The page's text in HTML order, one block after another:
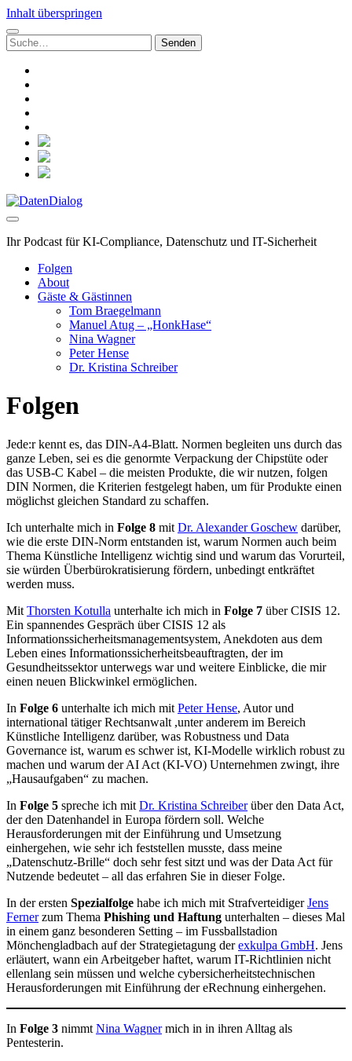
Inhalt überspringen
Suchen
nach:
social_icon_custom_1
social_icon_custom_2
social_icon_custom_3
DatenDialog
Ihr Podcast für KI-Compliance, Datenschutz und IT-Sicherheit
Folgen
About
Gäste & Gästinnen
Tom Braegelmann
Manuel Atug – „HonkHase“
Nina Wagner
Peter Hense
Dr. Kristina Schreiber
Folgen
Jede:r kennt es, das DIN-A4-Blatt. Normen begleiten uns durch das
ganze Leben, sei es die genormte Verpackung der Chipstüte oder
das USB-C Kabel – die meisten Produkte, die wir nutzen, folgen
DIN Normen, die Kriterien festgelegt haben, um für Produkte einen
möglichst gleichen Standard zu schaffen.
Ich unterhalte mich in Folge 8 mit Dr. Alexander Goschew darüber,
wie die erste DIN-Norm entstanden ist, warum Normen auch beim
Thema Künstliche Intelligenz wichtig sind und warum das Vorurteil,
sie würden Überbürokratisierung fördern, unbedingt entkräftet
werden muss.
Mit Thorsten Kotulla unterhalte ich mich in Folge 7 über CISIS 12.
Ein spannendes Gespräch über CISIS 12 als
Informationssicherheitsmanagementsystem, Anekdoten aus dem
Leben eines Informationssicherheitsbeauftragten, der im
Gesundheitssektor unterwegs war und weitere Einblicke, die mir
einen neuen Blickwinkel ermöglichen.
In Folge 6 unterhalte ich mich mit Peter Hense, Autor und
international tätiger Rechtsanwalt ,unter anderem im Bereich
Künstliche Intelligenz darüber, was Robustness und Data
Governance ist, warum es schwer ist, KI-Modelle wirklich robust zu
machen und warum der AI Act (KI-VO) Unternehmen zwingt, ihre
„Hausaufgaben“ zu machen.
In Folge 5 spreche ich mit Dr. Kristina Schreiberüber den Data Act,
der den Datenhandel in Europa fördern soll. Welche
Herausforderungen mit der Einführung und Umsetzung
einhergehen, wie sehr ich feststellen musste, dass meine
„Datenschutz-Brille“ doch sehr fest sitzt und was der Data Act für
Nutzende bedeutet – all das erfahren Sie in dieser Folge.
In der ersten Spezialfolge habe ich mich mit StrafverteidigerJens
Fernerzum Thema Phishing und Haftung unterhalten – dieses Mal
in einem ganz besonderen Setting – im Fussballstadion
Mönchengladbach auf der Strategietagung derexkulpa GmbH. Jens
erläutert, wann ein Arbeitgeber haftet, warum IT-Richtlinien nicht
ellenlang sein müssen und welche cybersicherheitstechnischen
Herausforderungen mit Einführung der eRechnung einhergehen.
In Folge 3 nimmt Nina Wagnermich in in ihren Alltag als
Pentesterin.